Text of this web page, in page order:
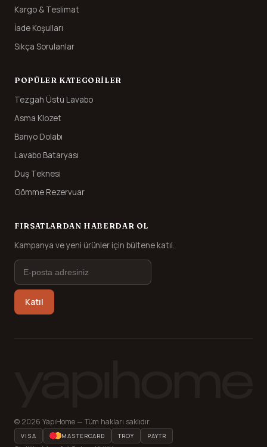
Kargo & Teslimat
İade Koşulları
Sıkça Sorulanlar
POPÜLER KATEGORILER
Tezgah Üstü Lavabo
Asma Klozet
Banyo Dolabı
Lavabo Bataryası
Duş Teknesi
Gömme Rezervuar
FIRSATLARDAN HABERDAR OL
Kampanya ve yeni ürünler için bültene katıl.
Katıl
© 2026 YapıHome — Tüm hakları saklıdır.
VISA MASTERCARD TROY PAYTR